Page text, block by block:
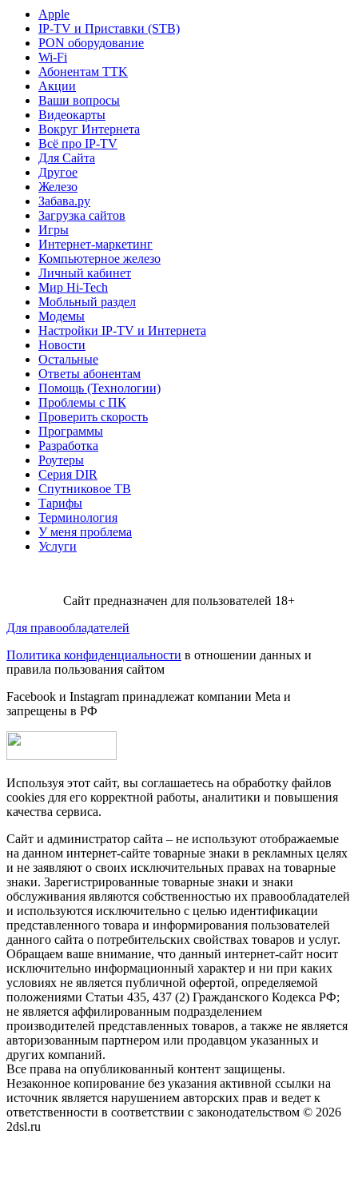
Apple
IP-TV и Приставки (STB)
PON оборудование
Wi-Fi
Абонентам TTK
Акции
Ваши вопросы
Видеокарты
Вокруг Интернета
Всё про IP-TV
Для Сайта
Другое
Железо
Забава.ру
Загрузка сайтов
Игры
Интернет-маркетинг
Компьютерное железо
Личный кабинет
Мир Hi-Tech
Мобльный раздел
Модемы
Настройки IP-TV и Интернета
Новости
Остальные
Ответы абонентам
Помощь (Технологии)
Проблемы с ПК
Проверить скорость
Программы
Разработка
Роутеры
Серия DIR
Спутниковое ТВ
Тарифы
Терминология
У меня проблема
Услуги
Сайт предназначен для пользователей 18+
Для правообладателей
Политика конфиденциальности в отношении данных и
правила пользования сайтом
Facebook и Instagram принадлежат компании Metа и
запрещены в РФ
Используя этот сайт, вы соглашаетесь на обработку файлов
cookies для его корректной работы, аналитики и повышения
качества сервиса.
Сайт и администратор сайта – не используют отображаемые
на данном интернет-сайте товарные знаки в рекламных целях
и не заявляют о своих исключительных правах на товарные
знаки. Зарегистрированные товарные знаки и знаки
обслуживания являются собственностью их правообладателей
и используются исключительно с целью идентификации
представленного товара и информирования пользователей
данного сайта о потребительских свойствах товаров и услуг.
Обращаем ваше внимание, что данный интернет-сайт носит
исключительно информационный характер и ни при каких
условиях не является публичной офертой, определяемой
положениями Статьи 435, 437 (2) Гражданского Кодекса РФ;
не является аффилированным подразделением
производителей представленных товаров, а также не является
авторизованным партнером или продавцом указанных и
других компаний.
Все права на опубликованный контент защищены.
Незаконное копирование без указания активной ссылки на
источник является нарушением авторских прав и ведет к
ответственности в соответствии с законодательством © 2026
2dsl.ru